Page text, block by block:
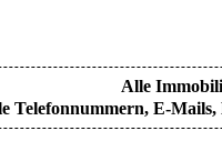
Alle
Telefonnummern, E-